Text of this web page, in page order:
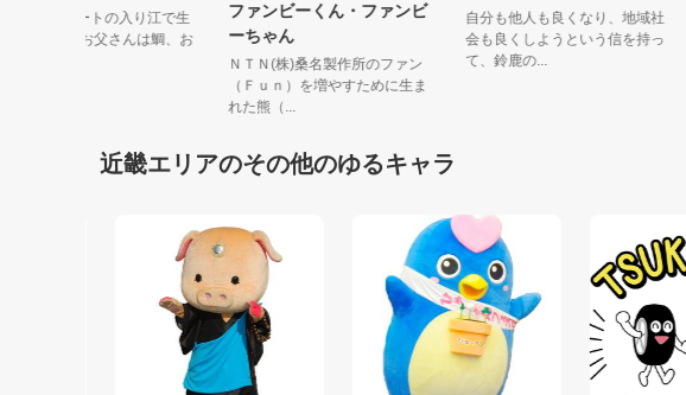
南伊勢町のハートの入り江で生
まれました。 お父さんは鯛、お
ファンビーくん・ファンビ
ーちゃん
ＮＴＮ(株)桑名製作所のファン
（Ｆｕｎ）を増やすために生ま
れた熊（...
自分も他人も良くなり、地域社
会も良くしようという信を持っ
て、鈴鹿の...
近畿エリアのその他のゆるキャラ